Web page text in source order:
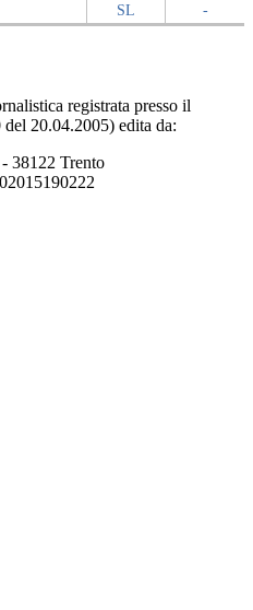
SL
-
registrata presso il
20.04.2005) edita da:
38122 Trento